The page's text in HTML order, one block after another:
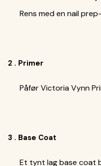
Rens med en nail
2 . Primer
Påfør Victoria Vynn
3 . Base Coat
Et tynt lag base coat